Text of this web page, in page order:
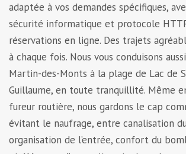
adaptée à vos demandes spécifiques,
sécurité informatique et protocole
réservations en ligne. Des trajets
à chaque fois. Nous vous conduisons
Martin-des-Monts à la plage de Lac de
Guillaume, en toute tranquillité. Même
fureur routière, nous gardons le cap
évitant le naufrage, entre canalisation
organisation de l’entrée, confort du